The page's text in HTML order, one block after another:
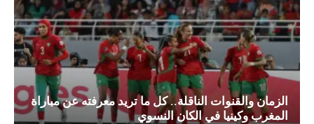
الزمان والقنوات الناقلة.. كل ما تريد معرفته عن مباراة
المغرب وكينيا في الكان النسوي